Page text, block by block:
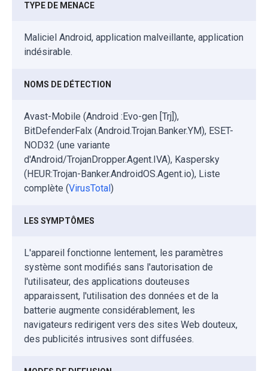
TYPE DE MENACE
Maliciel Android, application malveillante, application
indésirable.
NOMS DE DÉTECTION
Avast-Mobile (Android :Evo-gen [Trj]),
BitDefenderFalx (Android.Trojan.Banker.YM), ESET-
NOD32 (une variante
d'Android/TrojanDropper.Agent.IVA), Kaspersky
(HEUR:Trojan-Banker.AndroidOS.Agent.io), Liste
complète (VirusTotal )
LES SYMPTÔMES
L'appareil fonctionne lentement, les paramètres
système sont modifiés sans l'autorisation de
l'utilisateur, des applications douteuses
apparaissent, l'utilisation des données et de la
batterie augmente considérablement, les
navigateurs redirigent vers des sites Web douteux,
des publicités intrusives sont diffusées.